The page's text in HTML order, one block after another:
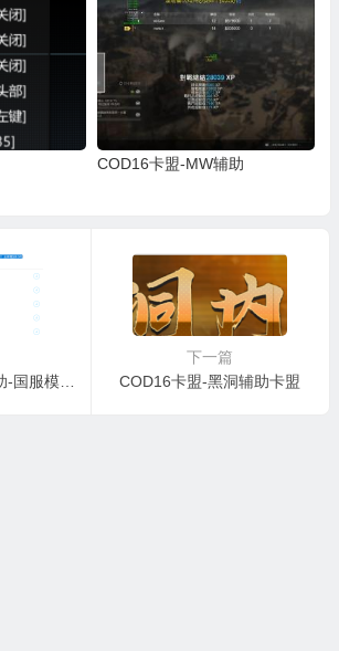
COD16卡盟-MW辅助
和平精英模拟器辅助-国服模拟器辅助
下一篇
COD16卡盟-黑洞辅助卡盟